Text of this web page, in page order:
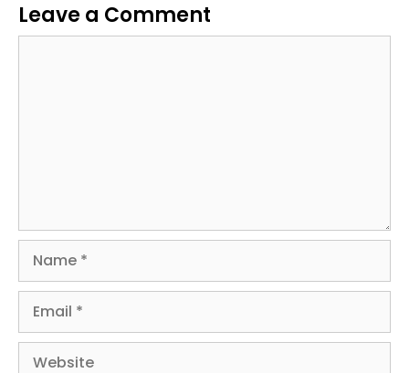
Leave a Comment
Name
Email
Website